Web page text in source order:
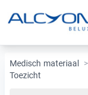
Medisch materiaal >
Toezicht